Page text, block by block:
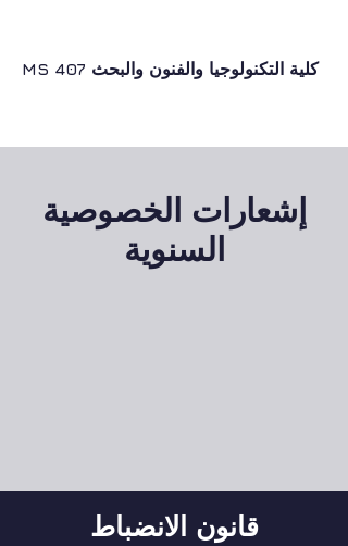
MS 407 كلية التكنولوجيا والفنون والبحث
إشعارات الخصوصية
السنوية
قانون الانضباط